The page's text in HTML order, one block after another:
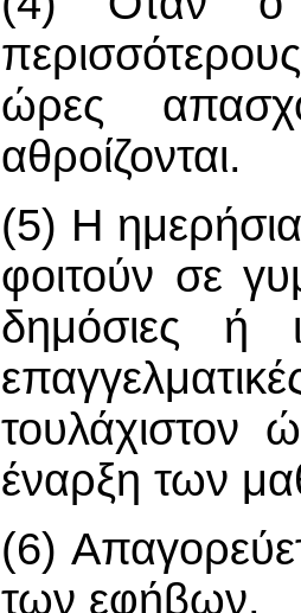
ώρες
αθροίζονται.
(5) Η
φοιτούν σε
δημόσιες ή
τουλάχιστον
έναρξη των
(6)
των εφήβων.